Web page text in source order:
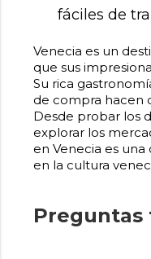
fáciles de
Venecia es un
que sus
Su rica
de compra hacen
Desde probar los
explorar los
en Venecia es
en la cultura